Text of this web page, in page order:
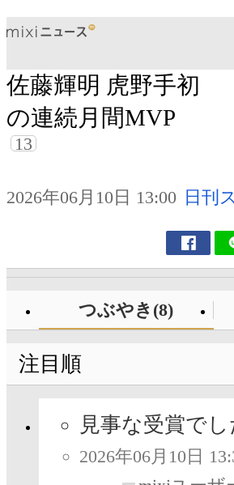
佐藤輝明 虎野手初
の連続月間MVP
13
2026年06月10日 13:00 日刊
つぶやき(8)
注目順
見事な受賞でし
2026年06月10日